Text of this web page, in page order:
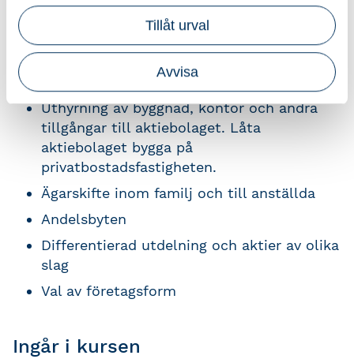
Tillåt urval
Avvisa
Karensbolag
Beräkning av gränsbeloppet fallgropar
förbjudet lån och aktieägartillskott
Uthyrning av byggnad, kontor och andra
tillgångar till aktiebolaget. Låta
aktiebolaget bygga på
privatbostadsfastigheten.
Ägarskifte inom familj och till anställda
Andelsbyten
Differentierad utdelning och aktier av olika
slag
Val av företagsform
Ingår i kursen